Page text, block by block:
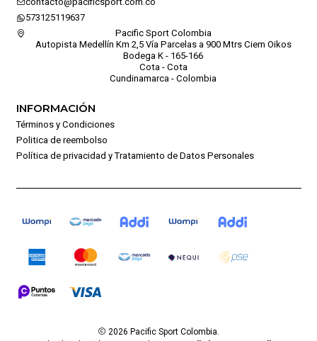
573125119637
Pacific Sport Colombia
Autopista Medellín Km 2,5 Vía Parcelas a 900 Mtrs Ciem Oikos
Bodega K - 165-166
Cota - Cota
Cundinamarca - Colombia
INFORMACIÓN
Términos y Condiciones
Politica de reembolso
Política de privacidad y Tratamiento de Datos Personales
2026 Pacific Sport Colombia.